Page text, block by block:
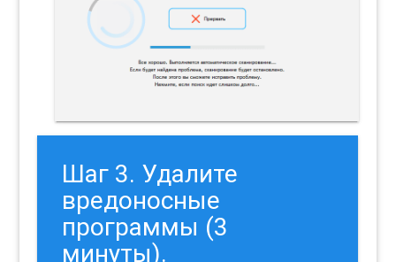
Шаг 3. Удалите
вредоносные
программы (3
минуты).